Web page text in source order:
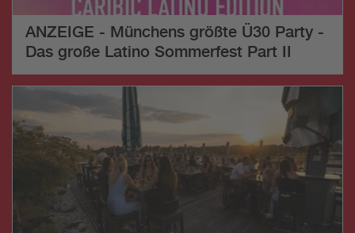
ANZEIGE - Münchens größte Ü30 Party -
Das große Latino Sommerfest Part II